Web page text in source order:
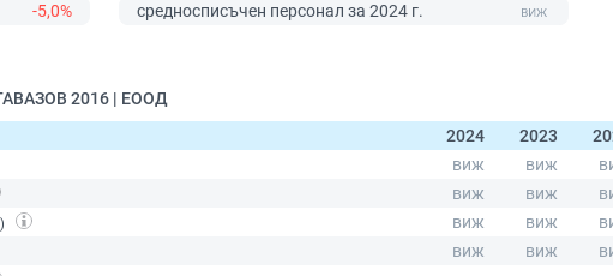
-5,0%
средносписъчен персонал за 2024 г.
2016 | ЕООД
2024
2023